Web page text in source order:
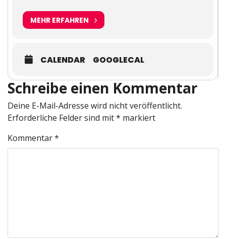
MEHR ERFAHREN
CALENDAR GOOGLECAL
Schreibe einen Kommentar
Deine E-Mail-Adresse wird nicht veröffentlicht.
Erforderliche Felder sind mit* markiert
Kommentar*